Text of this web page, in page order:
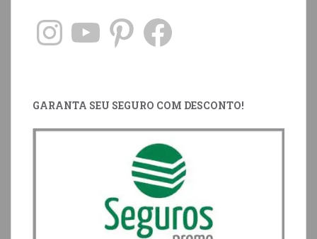
GARANTA SEU SEGURO COM DESCONTO!